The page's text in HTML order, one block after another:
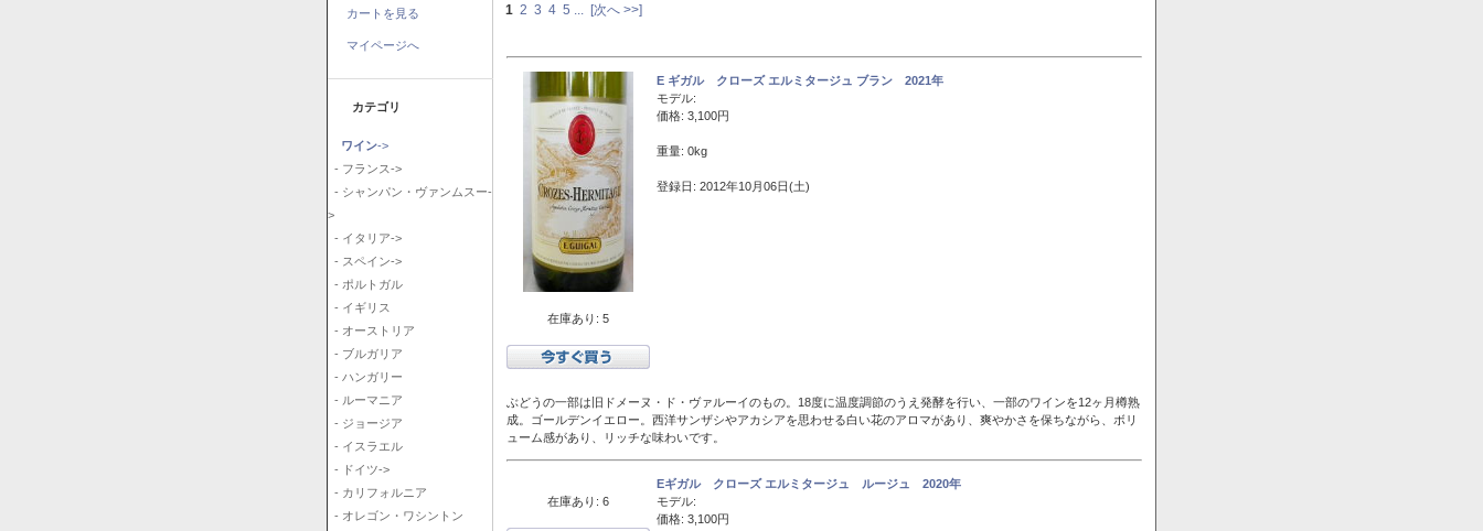
カートを見る
マイページへ
カテゴリ
ワイン->
- フランス->
- シャンパン・ヴァンムスー-
>
- イタリア->
- スペイン->
- ポルトガル
- イギリス
- オーストリア
- ブルガリア
- ハンガリー
- ルーマニア
- ジョージア
- イスラエル
- ドイツ->
- カリフォルニア
- オレゴン・ワシントン
1 2 3 4 5 [次へ >>]
在庫あり: 5
E ギガル クローズ エルミタージュ ブラン 2021年
モデル:
価格: 3,100円
重量: 0kg
登録日: 2012年10月06日(土)
ぶどうの一部は旧ドメーヌ・ド・ヴァルーイのもの。18度に温度調節のうえ発酵を行い、一部のワインを12ヶ月樽熟
成。ゴールデンイエロー。西洋サンザシやアカシアを思わせる白い花のアロマがあり、爽やかさを保ちながら、ボリ
ューム感があり、リッチな味わいです。
在庫あり: 6
Eギガル クローズ エルミタージュ ルージュ 2020年
モデル:
価格: 3,100円